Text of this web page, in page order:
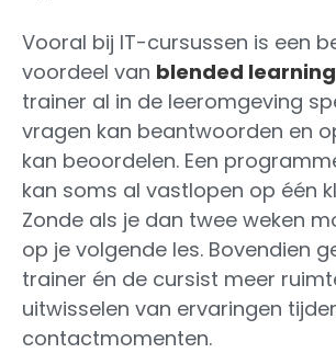
Vooral bij IT-cursussen is een
voordeel van blended learning
trainer al in de leeromgeving
vragen kan beantwoorden en
kan beoordelen. Een
kan soms al vastlopen op één
Zonde als je dan twee weken
op je volgende les. Bovendien
trainer én de cursist meer
uitwisselen van ervaringen
contactmomenten.